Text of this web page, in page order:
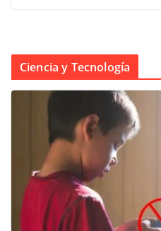
Ciencia y Tecnología